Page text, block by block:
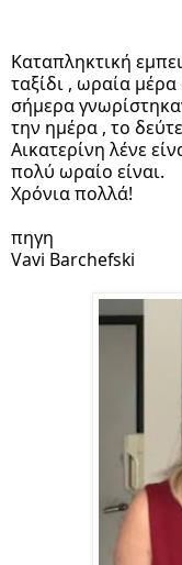
Καταπληκτική
ταξίδι , ωραία
σήμερα
την ημέρα , το
Αικατερίνη λένε
πολύ ωραίο είναι.
Χρόνια πολλά!
πηγη
Vavi Barchefski